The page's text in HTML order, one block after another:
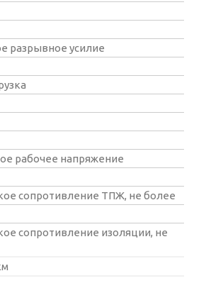
разрывное усилие
рабочее напряжение
сопротивление ТПЖ, не более
сопротивление изоляции, не